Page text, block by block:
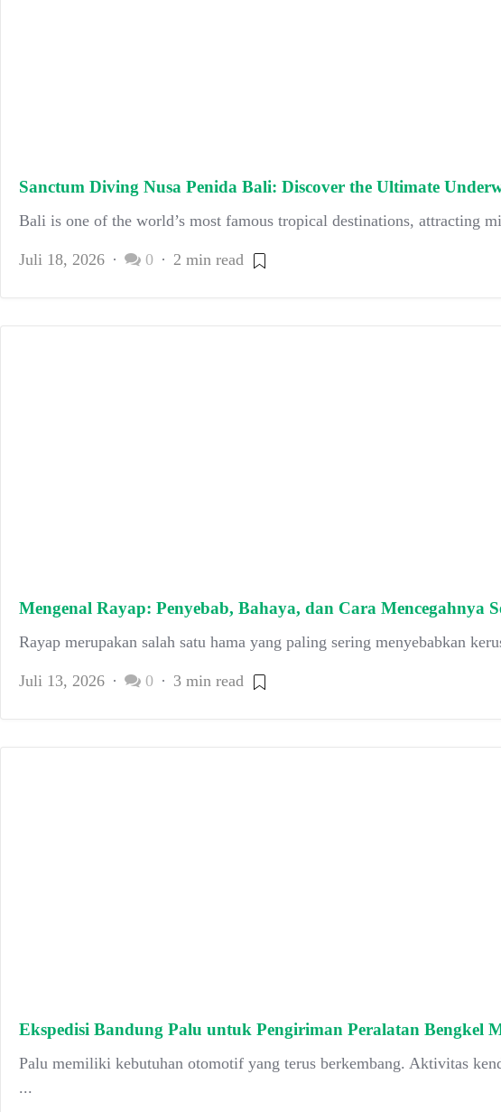
Sanctum Diving Nusa Penida Bali: Discover the Ultimate
Bali is one of the world’s most famous tropical destinations, attracting
Juli 18, 2026 0 2 min read
Mengenal Rayap: Penyebab, Bahaya, dan Cara Mencegahnya
Rayap merupakan salah satu hama yang paling sering menyebabkan
Juli 13, 2026 0 3 min read
Ekspedisi Bandung Palu untuk Pengiriman Peralatan Bengkel
Palu memiliki kebutuhan otomotif yang terus berkembang. Aktivitas
...